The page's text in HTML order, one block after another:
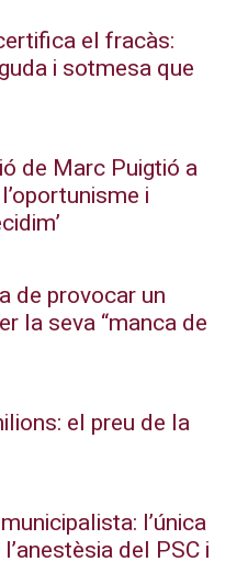
el fracàs:
i sotmesa que
de Marc Puigtió a
i
de provocar un
la seva “manca de
el preu de la
l’única
del PSC i